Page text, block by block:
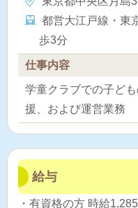
都営大江戸線・東
歩3分
仕事内容
学童クラブでの子ど
援、および運営業務
給与
・有資格の方 時給